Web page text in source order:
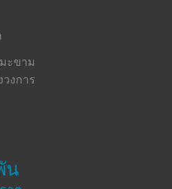
ะขาม
งการ
น